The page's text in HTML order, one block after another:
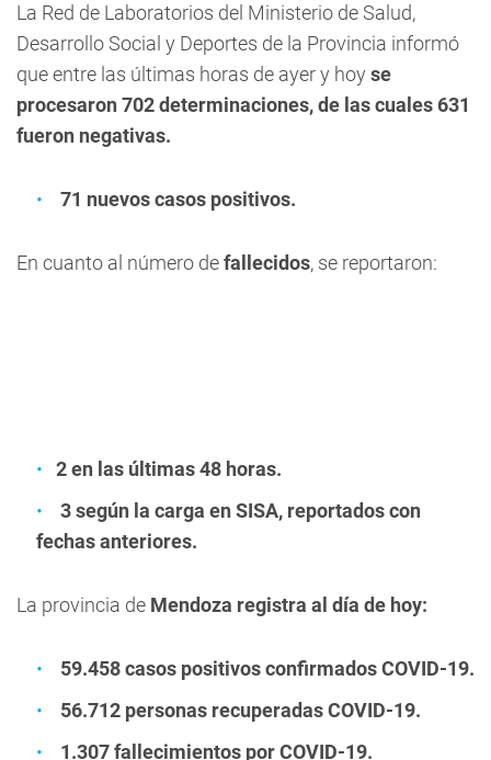
La Red de Laboratorios del Ministerio de Salud,
Desarrollo Social y Deportes de la Provincia informó
que entre las últimas horas de ayer y hoy se
procesaron 702 determinaciones, de las cuales 631
fueron negativas.
71 nuevos casos positivos.
En cuanto al número defallecidos, se reportaron:
2 en las últimas 48 horas.
3 según la carga en SISA, reportados con
fechas anteriores.
La provincia de Mendoza registra al día de hoy:
59.458 casos positivos confirmados COVID-19.
56.712 personas recuperadas COVID-19.
1.307 fallecimientos por COVID-19.